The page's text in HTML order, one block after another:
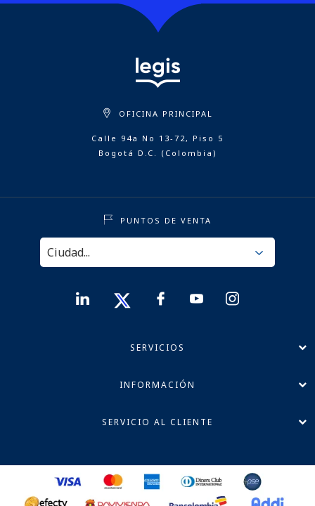
OFICINA PRINCIPAL
Calle 94a No 13-72, Piso 5
Bogotá D.C. (Colombia)
PUNTOS DE VENTA
SERVICIOS
INFORMACIÓN
SERVICIO AL CLIENTE